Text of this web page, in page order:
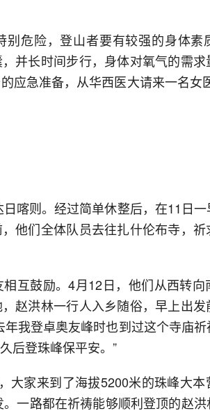
别危险，登山者要有较强的身体素
并长时间步行，身体对氧气的需求
应急准备，从华西医大请来一名女
喀则。经过简单休整后，在11日一
他们全体队员去往扎什伦布寺，
互鼓励。4月12日，他们从西转向
赵洪林一行人入乡随俗，早上出
我登卓奥友峰时也到过这个寺庙祈
后登珠峰保平安。”
大家来到了海拔5200米的珠峰大
一路都在祈祷能够顺利登顶的赵